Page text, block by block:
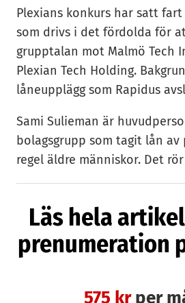
Plexians konkurs har satt
som drivs i det fördolda för
grupptalan mot Malmö Tech
Plexian Tech Holding.
låneupplägg som Rapidus
Sami Sulieman är
bolagsgrupp som tagit lån
regel äldre människor. Det
Privatpersoner har lockats
med löfte om en hög ränta
återbetalningen till vinster i
Läs hela
prenumeration
575 krper